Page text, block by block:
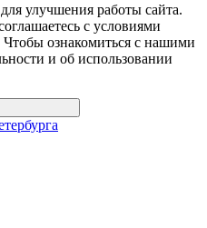
улучшения работы сайта.
с условиями
ознакомиться с нашими
и об использовании